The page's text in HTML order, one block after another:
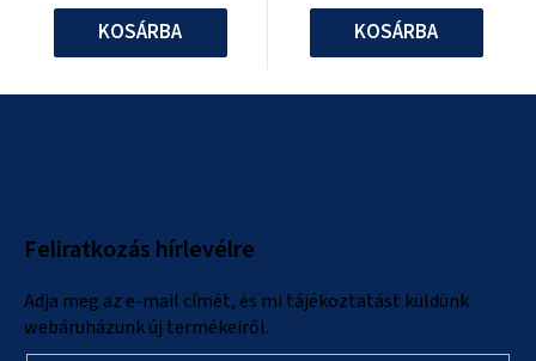
KOSÁRBA KOSÁRBA
Feliratkozás hírlevélre
Adja meg az e-mail címét, és mi tájékoztatást küldünk
webáruházunk új termékeiről.